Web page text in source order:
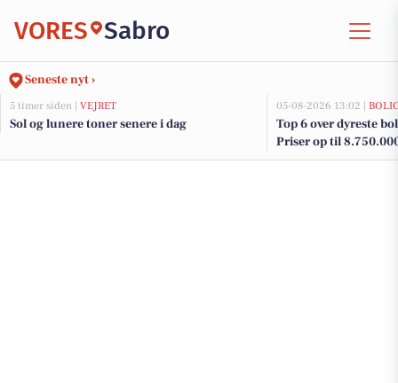
VORES Sabro
Seneste nyt ›
5 timer siden | VEJRET
Sol og lunere toner senere i dag
05-08-2026 13:02 |
Top 6 over dyreste
Priser op til